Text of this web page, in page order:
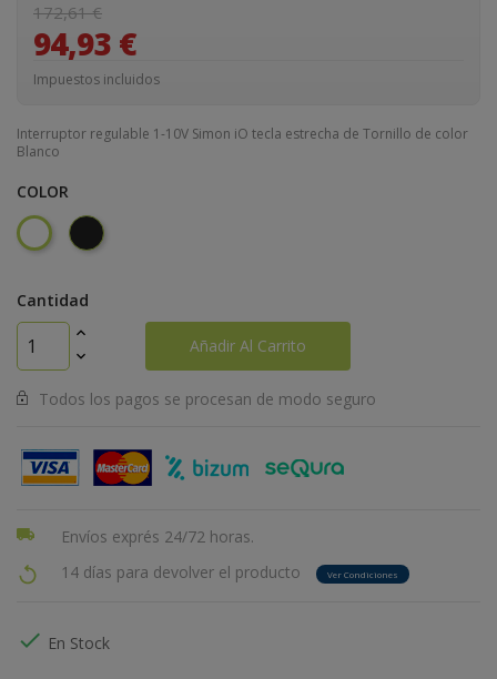
172,61 €
94,93 €
Impuestos incluidos
Interruptor regulable 1-10V Simon iO tecla estrecha de Tornillo de color
Blanco
COLOR
Blanco
Negro
Mate
Cantidad
Añadir Al Carrito
Todos los pagos se procesan de modo seguro
Envíos exprés 24/72 horas.
14 días para devolver el producto
Ver Condiciones
 En Stock